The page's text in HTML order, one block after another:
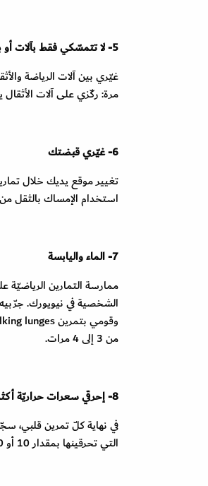
5- لا تتمسّكي فقط بآلات أو بتمارين مفضّلة
غيّري بين آلات الرياضة
مرة: ركّزي على آلات الأثقال
6- غيّري قبضتك
تغيير موقع يديك خلال
استخدام الإمساك بالثقل
7- الماء واليابسة
ممارسة التمارين الرياضيّة
الشخصية في نيويورك.
من 3 إلى 4 مرات.
8- إحرقي سعرات حراريّة أكثر
في نهاية كلّ تمرين قلبي،
التي تحرقينها بمقدار 10 أو 50 أو حتى 100. إفعلي ذلك عن طريق زيادة سرعتك أو تحمّلك.